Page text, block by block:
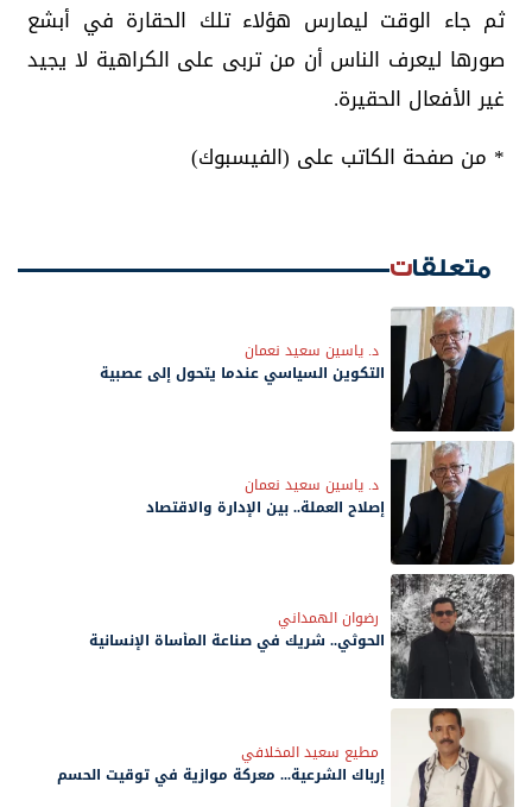
ثم جاء الوقت ليمارس هؤلاء تلك الحقارة في أبشع
صورها ليعرف الناس أن من تربى على الكراهية لا يجيد
غير الأفعال الحقيرة.
* من صفحة الكاتب على (الفيسبوك)
متعلقات
د. ياسين سعيد نعمان
التكوين السياسي عندما يتحول إلى عصبية
د. ياسين سعيد نعمان
إصلاح العملة.. بين الإدارة والاقتصاد
رضوان الهمداني
الحوثي.. شريك في صناعة المأساة الإنسانية
مطيع سعيد المخلافي
إرباك الشرعية... معركة موازية في توقيت الحسم